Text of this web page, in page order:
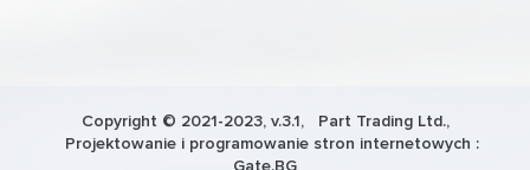
Copyright © 2021-2023, v.3.1, Part Trading Ltd.,
Projektowanie i programowanie stron internetowych :
Gate.BG